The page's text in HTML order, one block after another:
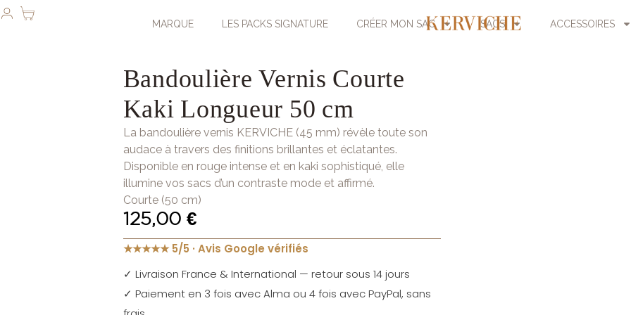
MARQUE LES PACKS SIGNATURE CRÉER MON SAC SACS ACCESSOIRES
Bandoulière Vernis Courte
Kaki Longueur 50 cm
La bandoulière vernis KERVICHE (45 mm) révèle toute son
audace à travers des finitions brillantes et éclatantes.
Disponible en rouge intense et en kaki sophistiqué, elle
illumine vos sacs d’un contraste mode et affirmé.
Courte (50 cm)
125,00 €
★★★★★ 5/5 · Avis Google vérifiés
✓ Livraison France & International — retour sous 14 jours
✓ Paiement en 3 fois avec Alma ou 4 fois avec PayPal, sans